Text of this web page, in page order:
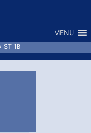
MENU
ST 1B